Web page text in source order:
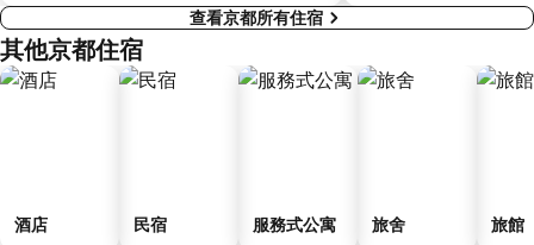
查看京都所有住宿
其他京都住宿
酒店 民宿 服務式公寓 旅舍 旅館